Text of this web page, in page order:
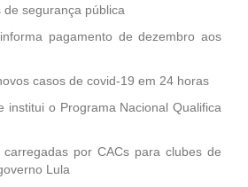
segurança pública
pagamento de dezembro aos
casos de covid-19 em 24 horas
institui o Programa Nacional Qualifica
por CACs para clubes de
Lula